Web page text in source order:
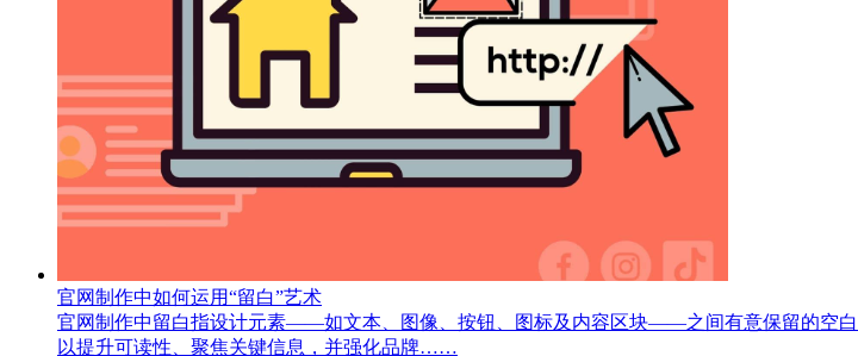
官网制作中如何运用“留白”艺术
官网制作中留白指设计元素——如文本、图像、按钮、图标及内容区块——之间有意保留的空
以提升可读性、聚焦关键信息，并强化品牌……